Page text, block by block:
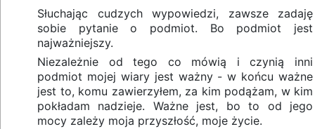
Słuchając cudzych wypowiedzi, zawsze zadaję
sobie pytanie o podmiot. Bo podmiot jest
najważniejszy.
Niezależnie od tego co mówią i czynią inni
podmiot mojej wiary jest ważny - w końcu ważne
jest to, komu zawierzyłem, za kim podążam, w kim
pokładam nadzieje. Ważne jest, bo to od jego
mocy zależy moja przyszłość, moje życie.